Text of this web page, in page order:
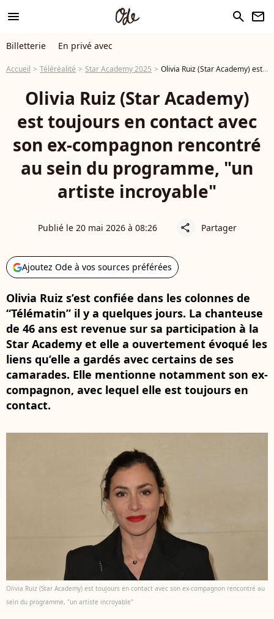
menu search newsletter
Billetterie En privé avec
Accueil Téléréalité Star Academy 2025 Olivia Ruiz (Star Academy) est toujours en contact avec son ex-compagnon rencontré au sein du programme, "un artiste incroyable"
Olivia Ruiz (Star Academy)
est toujours en contact avec
son ex-compagnon rencontré
au sein du programme, "un
artiste incroyable"
Publié le 20 mai 2026 à 08:26 share Partager
Ajoutez Ode à vos sources préférées
Olivia Ruiz s’est confiée dans les colonnes de
“Télématin” il y a quelques jours. La chanteuse
de 46 ans est revenue sur sa participation à la
Star Academy et elle a ouvertement évoqué les
liens qu’elle a gardés avec certains de ses
camarades. Elle mentionne notamment son ex-
compagnon, avec lequel elle est toujours en
contact.
Olivia Ruiz (Star Academy) est toujours en contact avec son ex-compagnon rencontré au
sein du programme, "un artiste incroyable"